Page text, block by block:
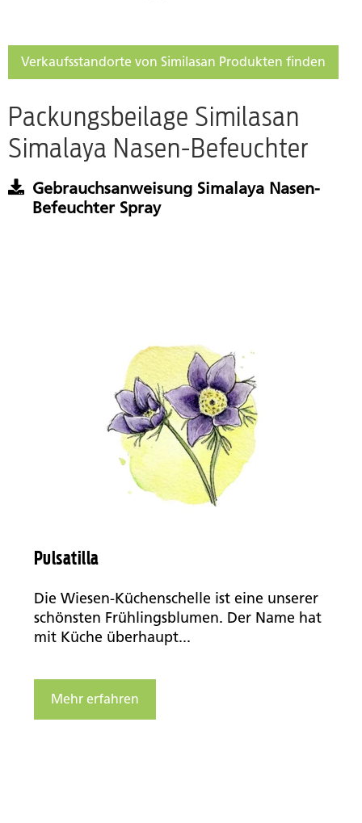
Verkaufsstandorte von Similasan Produkten finden
Packungsbeilage Similasan
Simalaya Nasen-Befeuchter
Gebrauchsanweisung Simalaya Nasen-
Befeuchter Spray
Pulsatilla
Die Wiesen-Küchenschelle ist eine unserer
schönsten Frühlingsblumen. Der Name hat
mit Küche überhaupt...
Mehr erfahren